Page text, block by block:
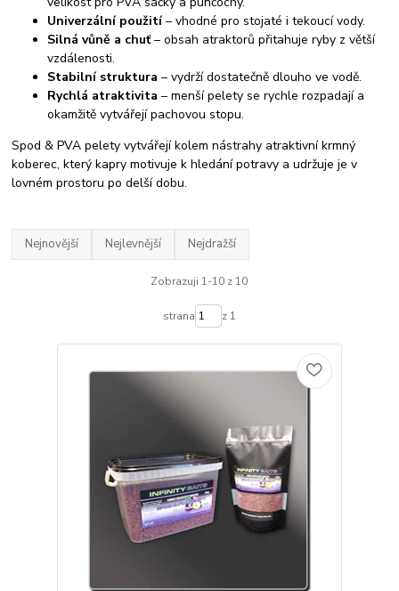
Univerzální použití– vhodné pro stojaté i tekoucí vody.
Silná vůně a chuť– obsah atraktorů přitahuje ryby z větší
vzdálenosti.
Stabilní struktura – vydrží dostatečně dlouho ve vodě.
Rychlá atraktivita – menší pelety se rychle rozpadají a
okamžitě vytvářejí pachovou stopu.
Spod & PVA pelety vytvářejí kolem nástrahy atraktivní krmný
koberec, který kapry motivuje k hledání potravy a udržuje je v
lovném prostoru po delší dobu.
Nejnovější Nejlevnější Nejdražší
Zobrazuji 1-10 z 10
strana z 1